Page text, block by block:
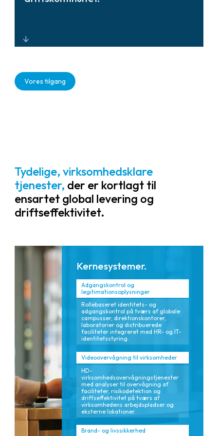
sikkerhedssystemer, der forbedrer
sikkerheden på arbejdspladsen,
Vores tilgang
Tydelige, virksomhedsklare
tjenester, der er kortlagt til
ensartet global levering og
driftseffektivitet.
Kernesystemer.
Adgangskontrol og
legitimationsoplysninger
Rollebaseret identitets- og
adgangskontrol på tværs af globale
campusser, direktionskontorer,
laboratorier og distribuerede
faciliteter integreret med HR- og IT-
identitetsstyring.
Videoovervågning til virksomheder
HD-
virksomhedsovervågningstjenester
med analyser til overvågning af
faciliteter, risikodetektion og
driftseffektivitet på tværs af
virksomhedens arbejdspladser og
eksterne lokationer.
Brand- og livssikkerhed